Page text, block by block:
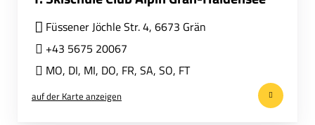
Füssener Jöchle Str. 4, 6673 Grän
+43 5675 20067
MO, DI, MI, DO, FR, SA, SO, FT
auf der Karte anzeigen